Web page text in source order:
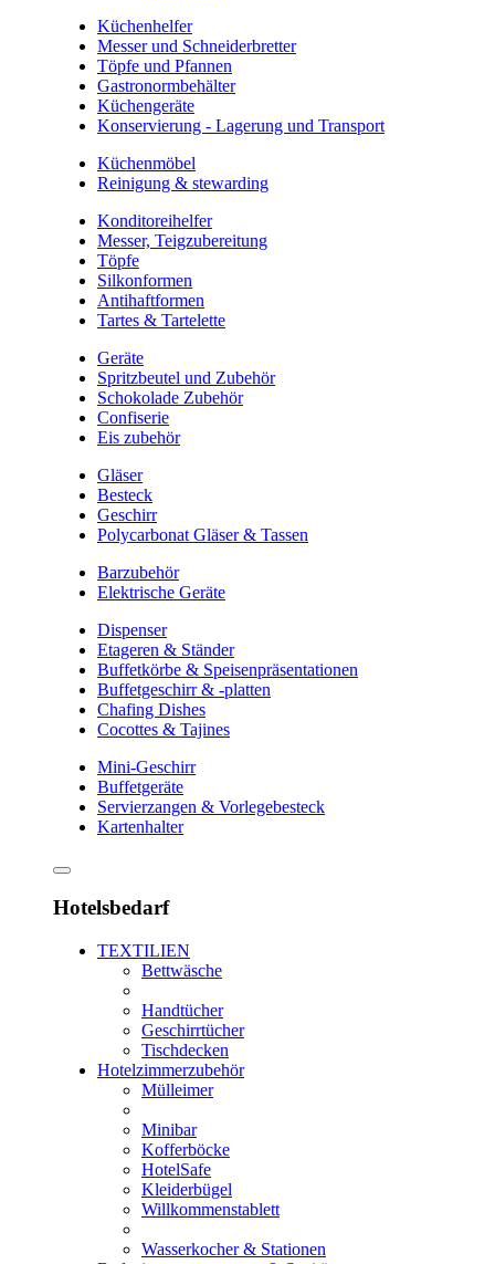
Küchenhelfer
Messer und Schneiderbretter
Töpfe und Pfannen
Gastronormbehälter
Küchengeräte
Konservierung - Lagerung und Transport
Küchenmöbel
Reinigung & stewarding
Konditoreihelfer
Messer, Teigzubereitung
Töpfe
Silkonformen
Antihaftformen
Tartes & Tartelette
Geräte
Spritzbeutel und Zubehör
Schokolade Zubehör
Confiserie
Eis zubehör
Gläser
Besteck
Geschirr
Polycarbonat Gläser & Tassen
Barzubehör
Elektrische Geräte
Dispenser
Etageren & Ständer
Buffetkörbe & Speisenpräsentationen
Buffetgeschirr & -platten
Chafing Dishes
Cocottes & Tajines
Mini-Geschirr
Buffetgeräte
Servierzangen & Vorlegebesteck
Kartenhalter
Hotelsbedarf
TEXTILIEN
Bettwäsche
Handtücher
Geschirrtücher
Tischdecken
Hotelzimmerzubehör
Mülleimer
Minibar
Kofferböcke
HotelSafe
Kleiderbügel
Willkommenstablett
Wasserkocher & Stationen